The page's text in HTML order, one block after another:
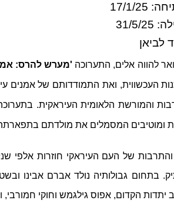
1/25
5/25
לביאן
להווה אלים, התערוכה 'מערש להרס:
העכשווית, ואת התמודדותם של אמנים
והמורשת הלאומית העיראקית.
ומוטיבים המסמלים את מולדתם
של העם העיראקי חוזרות אלפי
בתחום גבולותיה נולד אברם אבינו
יתדות הקדום, אפוס גילגמש וחוקי